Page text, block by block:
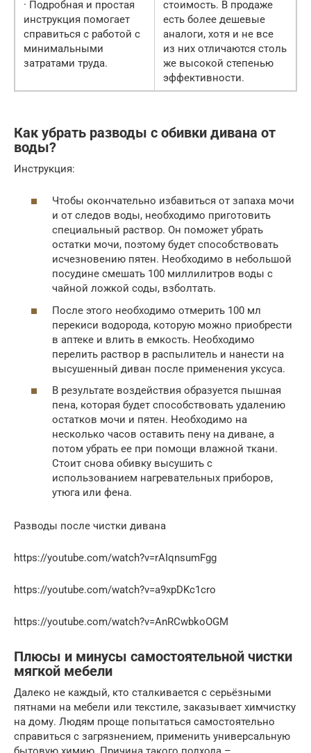
· Подробная и простая
инструкция помогает
справиться с работой с
минимальными
затратами труда.
стоимость. В продаже
есть более дешевые
аналоги, хотя и не все
из них отличаются столь
же высокой степенью
эффективности.
Как убрать разводы с обивки дивана от
воды?
Инструкция:
Чтобы окончательно избавиться от запаха мочи
и от следов воды, необходимо приготовить
специальный раствор. Он поможет убрать
остатки мочи, поэтому будет способствовать
исчезновению пятен. Необходимо в небольшой
посудине смешать 100 миллилитров воды с
чайной ложкой соды, взболтать.
После этого необходимо отмерить 100 мл
перекиси водорода, которую можно приобрести
в аптеке и влить в емкость. Необходимо
перелить раствор в распылитель и нанести на
высушенный диван после применения уксуса.
В результате воздействия образуется пышная
пена, которая будет способствовать удалению
остатков мочи и пятен. Необходимо на
несколько часов оставить пену на диване, а
потом убрать ее при помощи влажной ткани.
Стоит снова обивку высушить с
использованием нагревательных приборов,
утюга или фена.
Разводы после чистки дивана
https://youtube.com/watch?v=rAIqnsumFgg
https://youtube.com/watch?v=a9xpDKc1cro
https://youtube.com/watch?v=AnRCwbkoOGM
Плюсы и минусы самостоятельной чистки
мягкой мебели
Далеко не каждый, кто сталкивается с серьёзными
пятнами на мебели или текстиле, заказывает химчистку
на дому. Людям проще попытаться самостоятельно
справиться с загрязнением, применить универсальную